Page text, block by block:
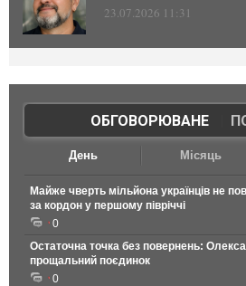
23.07.2026 11:31
ОБГОВОРЮВАНЕ|
День Місяць
Майже чверть мільйона українців не
за кордон у першому півріччі
0
Остаточна точка без повернень:
прощальний поєдинок
0